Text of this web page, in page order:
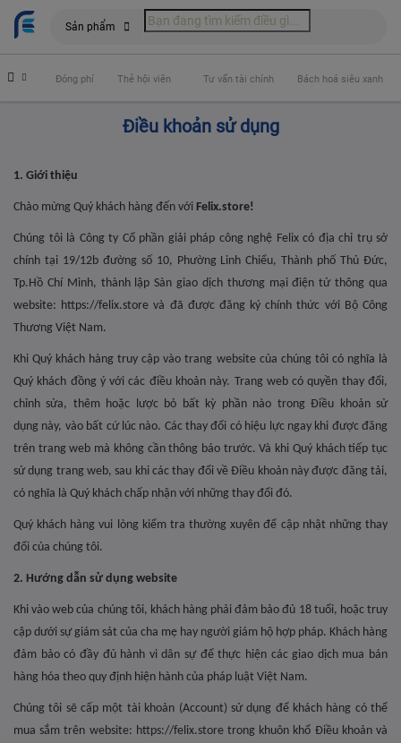
Sản phẩm
Đóng phí Thẻ hội viên Tư vấn tài chính Bách hoá siêu xanh
Điều khoản sử dụng
1. Giới thiệu
Chào mừng Quý khách hàng đến với Felix.store!
Chúng tôi là Công ty Cổ phần giải pháp công nghệ Felix có địa chỉ trụ sở
chính tại 19/12b đường số 10, Phường Linh Chiểu, Thành phố Thủ Đức,
Tp.Hồ Chí Minh, thành lập Sàn giao dịch thương mại điện tử thông qua
website: https://felix.store và đã được đăng ký chính thức với Bộ Công
Thương Việt Nam.
Khi Quý khách hàng truy cập vào trang website của chúng tôi có nghĩa là
Quý khách đồng ý với các điều khoản này. Trang web có quyền thay đổi,
chỉnh sửa, thêm hoặc lược bỏ bất kỳ phần nào trong Điều khoản sử
dụng này, vào bất cứ lúc nào. Các thay đổi có hiệu lực ngay khi được đăng
trên trang web mà không cần thông báo trước. Và khi Quý khách tiếp tục
sử dụng trang web, sau khi các thay đổi về Điều khoản này được đăng tải,
có nghĩa là Quý khách chấp nhận với những thay đổi đó.
Quý khách hàng vui lòng kiểm tra thường xuyên để cập nhật những thay
đổi của chúng tôi.
2. Hướng dẫn sử dụng website
Khi vào web của chúng tôi, khách hàng phải đảm bảo đủ 18 tuổi, hoặc truy
cập dưới sự giám sát của cha mẹ hay người giám hộ hợp pháp. Khách hàng
đảm bảo có đầy đủ hành vi dân sự để thực hiện các giao dịch mua bán
hàng hóa theo quy định hiện hành của pháp luật Việt Nam.
Chúng tôi sẽ cấp một tài khoản (Account) sử dụng để khách hàng có thể
mua sắm trên website: https://felix.store trong khuôn khổ Điều khoản và